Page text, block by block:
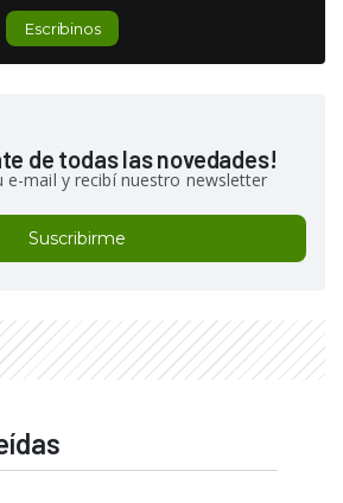
Escribinos
de todas las novedades!
e-mail y recibí nuestro newsletter
Suscribirme